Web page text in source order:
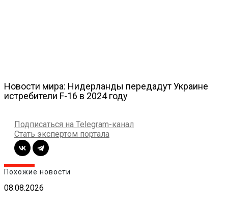
Новости мира: Нидерланды передадут Украине
истребители F-16 в 2024 году
Подписаться на Telegram-канал
Стать экспертом портала
Похожие новости
08.08.2026